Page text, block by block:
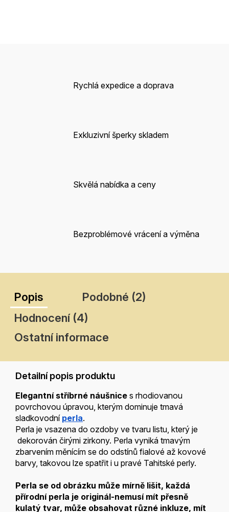
Rychlá expedice a doprava
Exkluzivní šperky skladem
Skvělá nabídka a ceny
Bezproblémové vrácení a výměna
Popis
Podobné (2)
Hodnocení (4)
Ostatní informace
Detailní popis produktu
Elegantní stříbrné náušnice s rhodiovanou
povrchovou úpravou, kterým dominuje tmavá
sladkovodní perla.
Perla je vsazena do ozdoby ve tvaru listu, který je
dekorován čirými zirkony. Perla vyniká tmavým
zbarvením měnícím se do odstínů fialové až kovové
barvy, takovou lze spatřit i u pravé Tahitské perly.
Perla se od obrázku může mírně lišit, každá
přírodní perla je originál-nemusí mít přesně
kulatý tvar, může obsahovat různé inkluze, mít